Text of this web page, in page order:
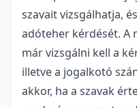
szavait vizsgálhatja,
adóteher kérdését. A
már vizsgálni kell a
illetve a jogalkotó
akkor, ha a szavak